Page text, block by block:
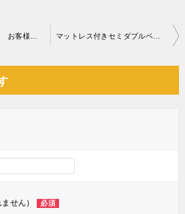
ゴキブリ駆除ご依頼 お客様の声 マットレス付きセミダブルベッド、ワインセラー、テーブル等の回収
せん） 必須